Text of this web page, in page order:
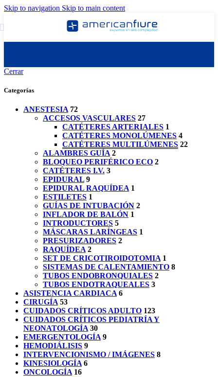
Skip to navigation Skip to main content
Cerrar
Categorías
ANESTESIA 72
ACCESOS VASCULARES 27
CATÉTERES ARTERIALES 1
CATÉTERES MONOLÚMENES 4
CATÉTERES MULTILÚMENES 22
ALAMBRES GUÍA 2
BLOQUEO PERIFÉRICO ECO 2
CATÉTERES I.V. 3
EPIDURAL 9
EPIDURAL RAQUÍDEA 1
ESTILETES 1
GUÍAS DE INTUBACIÓN 2
INFLADOR DE BALÓN 1
INTRODUCTORES 5
MÁSCARAS LARÍNGEAS 1
PRESURIZADORES 2
RAQUÍDEA 2
SET DE CRICOTIROIDOTOMIA 1
SISTEMAS DE CALENTAMIENTO 8
TUBOS ENDOBRONQUIALES 2
TUBOS ENDOTRAQUEALES 3
ASISTENCIA CARDIACA 6
CIRUGÍA 53
CUIDADOS CRÍTICOS ADULTO 123
CUIDADOS CRÍTICOS PEDIATRÍA Y
NEONATOLOGÍA 30
EMERGENTOLOGÍA 9
HEMODIÁLISIS 9
INTERVENCIONISMO / IMÁGENES 8
KINESIOLOGÍA 6
ONCOLOGÍA 16